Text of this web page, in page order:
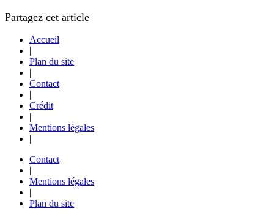
Partagez cet article
Accueil
|
Plan du site
|
Contact
|
Crédit
|
Mentions légales
|
Contact
|
Mentions légales
|
Plan du site